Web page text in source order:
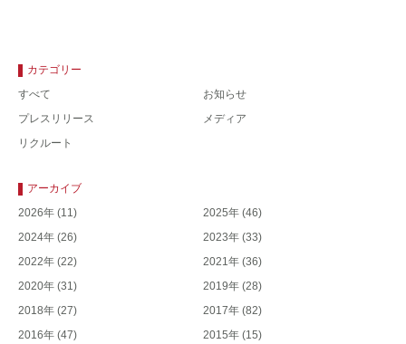
カテゴリー
すべて
お知らせ
プレスリリース
メディア
リクルート
アーカイブ
2026年 (11) 2025年 (46)
2024年 (26) 2023年 (33)
2022年 (22) 2021年 (36)
2020年 (31) 2019年 (28)
2018年 (27) 2017年 (82)
2016年 (47) 2015年 (15)